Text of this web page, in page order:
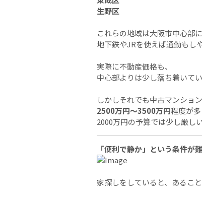
生野区
これらの地域は大阪市中心部
地下鉄やJRを使えば通勤もし
実際に不動産価格も、
中心部よりは少し落ち着いてい
しかしそれでも中古マンション
2500万円〜3500万円程度が多
2000万円の予算では少し厳し
「便利で静か」という条件が
家探しをしていると、あること